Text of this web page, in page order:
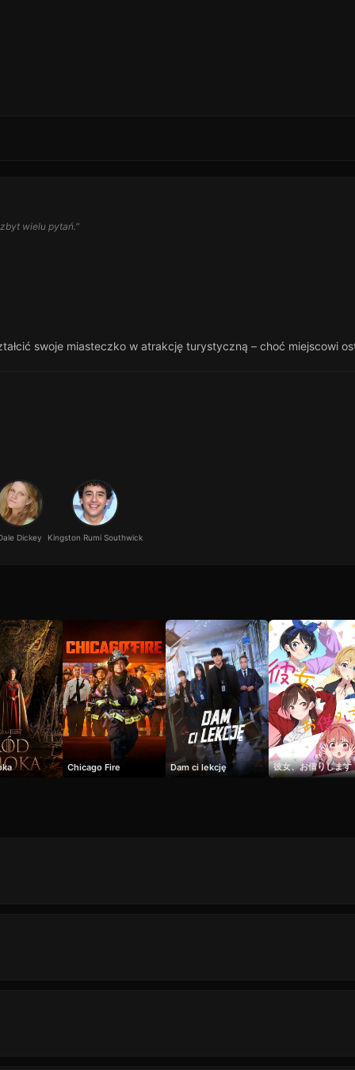
wielu pytań."
swoje miasteczko w atrakcję turystyczną – choć miejscowi
Dickey Kingston Rumi Southwick
Chicago Fire Dam ci lekcję 彼女、お借りします